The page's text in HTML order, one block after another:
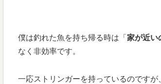
僕は釣れた魚を持ち帰る時は「 家が近い
なく非効率です。
一応ストリンガーを持っているのですが